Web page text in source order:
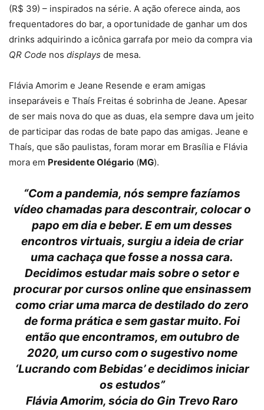
(R$ 39) – inspirados na série. A ação oferece ainda, aos
frequentadores do bar, a oportunidade de ganhar um dos
drinks adquirindo a icônica garrafa por meio da compra via
QR Code nos displays de mesa.
Flávia Amorim e Jeane Resende e eram amigas
inseparáveis e Thaís Freitas é sobrinha de Jeane. Apesar
de ser mais nova do que as duas, ela sempre dava um jeito
de participar das rodas de bate papo das amigas. Jeane e
Thaís, que são paulistas, foram morar em Brasília e Flávia
mora em Presidente Olégario (MG).
“Com a pandemia, nós sempre fazíamos
vídeo chamadas para descontrair, colocar o
papo em dia e beber. E em um desses
encontros virtuais, surgiu a ideia de criar
uma cachaça que fosse a nossa cara.
Decidimos estudar mais sobre o setor e
procurar por cursos online que ensinassem
como criar uma marca de destilado do zero
de forma prática e sem gastar muito. Foi
então que encontramos, em outubro de
2020, um curso com o sugestivo nome
‘Lucrando com Bebidas’ e decidimos iniciar
os estudos”
Flávia Amorim, sócia do Gin Trevo Raro